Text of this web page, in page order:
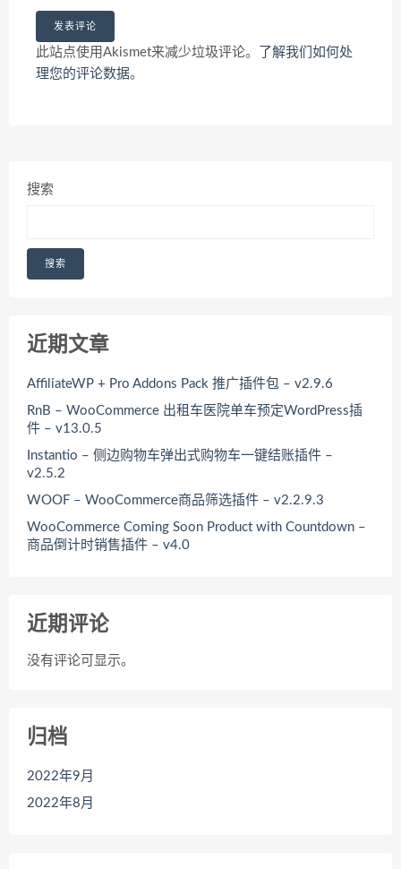
此站点使用Akismet来减少垃圾评论。
了解我们如何处
理您的评论数据。
搜索
搜索
近期文章
AffiliateWP + Pro Addons Pack 推广插件包 – v2.9.6
RnB – WooCommerce 出租车医院单车预定WordPress插
件 – v13.0.5
Instantio – 侧边购物车弹出式购物车一键结账插件 –
v2.5.2
WOOF – WooCommerce商品筛选插件 – v2.2.9.3
WooCommerce Coming Soon Product with Countdown –
商品倒计时销售插件 – v4.0
近期评论
没有评论可显示。
归档
2022年9月
2022年8月